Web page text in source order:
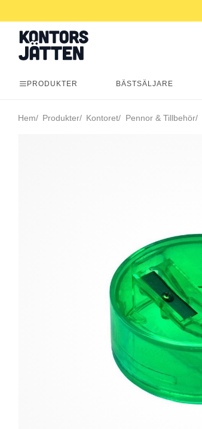
PRODUKTER BÄSTSÄLJARE
Hem Produkter Kontoret Pennor & Tillbehör